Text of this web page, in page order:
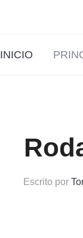
INICIO
Escrito por